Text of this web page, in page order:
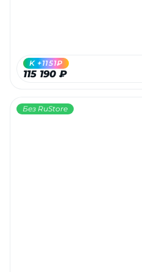
115 190 ₽
K +1151₽
Без RuStore